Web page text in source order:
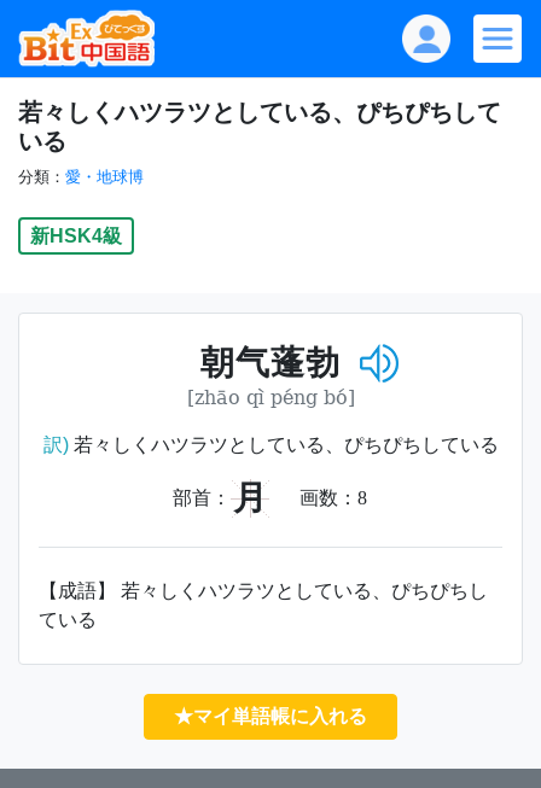
若々しくハツラツとしている、ぴちぴちして
いる
分類： 愛・地球博
新HSK4級
朝气蓬勃
[zhāo qì péng bó]
訳)若々しくハツラツとしている、ぴちぴちしている
部首： 月 画数： 8
【成語】 若々しくハツラツとしている、ぴちぴちし
ている
★マイ単語帳に入れる